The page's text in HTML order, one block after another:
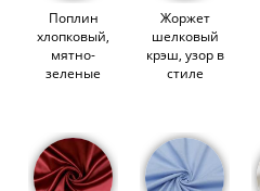
Поплин
хлопковый,
мятно-
зеленые
Жоржет
шелковый
крэш, узор в
стиле